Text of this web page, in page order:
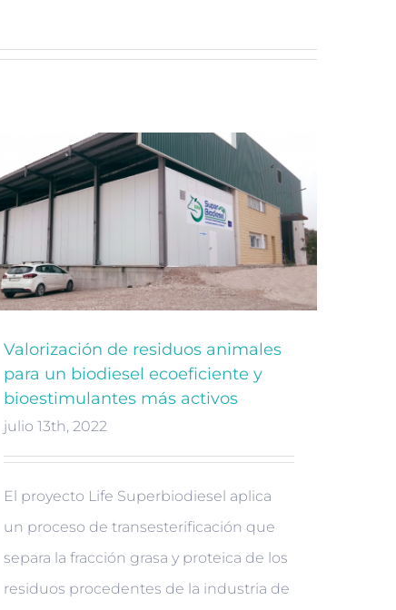
Valorización de residuos animales
para un biodiesel ecoeficiente y
bioestimulantes más activos
julio 13th, 2022
El proyecto Life Superbiodiesel aplica
un proceso de transesterificación que
separa la fracción grasa y proteica de los
residuos procedentes de la industria de